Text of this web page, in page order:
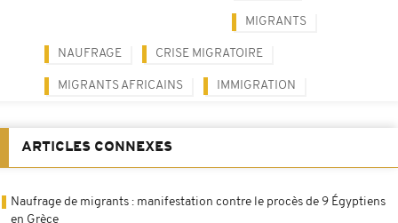
MIGRANTS
NAUFRAGE CRISE MIGRATOIRE
MIGRANTS AFRICAINS IMMIGRATION
ARTICLES CONNEXES
Naufrage de migrants : manifestation contre le procès de 9 Égyptiens
en Grèce